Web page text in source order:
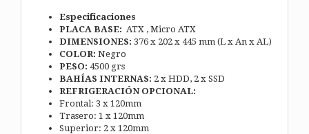
Especificaciones
PLACA BASE: ATX , Micro ATX
DIMENSIONES: 376 x 202 x 445 mm (L x An x AL)
COLOR: Negro
PESO: 4500 grs
BAHÍAS INTERNAS: 2 x HDD, 2 x SSD
REFRIGERACIÓN OPCIONAL:
Frontal: 3 x 120mm
Trasero: 1 x 120mm
Superior: 2 x 120mm